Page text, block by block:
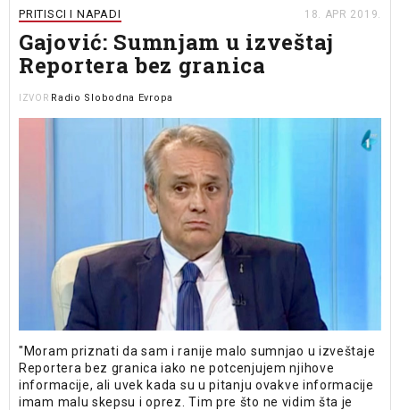
PRITISCI I NAPADI 18. APR 2019.
Gajović: Sumnjam u izveštaj
Reportera bez granica
IZVOR Radio Slobodna Evropa
"Moram priznati da sam i ranije malo sumnjao u izveštaje
Reportera bez granica iako ne potcenjujem njihove
informacije, ali uvek kada su u pitanju ovakve informacije
imam malu skepsu i oprez. Tim pre što ne vidim šta je